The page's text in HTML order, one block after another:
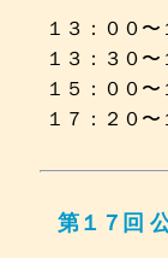
１３：００
１３：３０
１５：００
１７：２０
第１７回